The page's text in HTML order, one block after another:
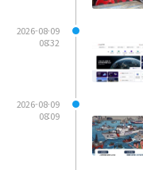
2026-08-09
08:32
2026-08-09
08:09